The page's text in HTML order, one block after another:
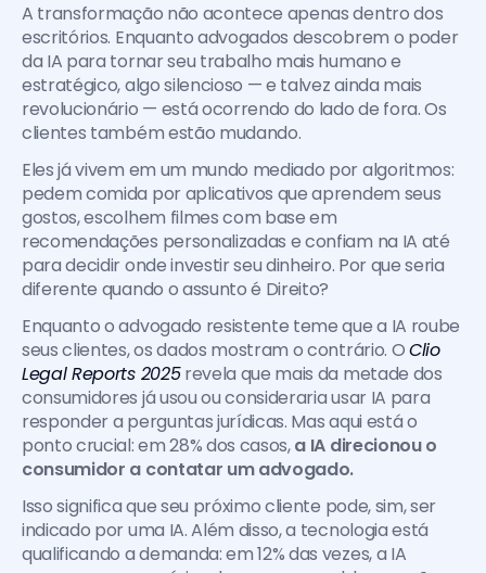
A transformação não acontece apenas dentro dos
escritórios. Enquanto advogados descobrem o poder
da IA para tornar seu trabalho mais humano e
estratégico, algo silencioso — e talvez ainda mais
revolucionário — está ocorrendo do lado de fora. Os
clientes também estão mudando.
Eles já vivem em um mundo mediado por algoritmos:
pedem comida por aplicativos que aprendem seus
gostos, escolhem filmes com base em
recomendações personalizadas e confiam na IA até
para decidir onde investir seu dinheiro. Por que seria
diferente quando o assunto é Direito?
Enquanto o advogado resistente teme que a IA roube
seus clientes, os dados mostram o contrário. O Clio
Legal Reports 2025 revela que mais da metade dos
consumidores já usou ou consideraria usar IA para
responder a perguntas jurídicas. Mas aqui está o
ponto crucial: em 28% dos casos, a IA direcionou o
consumidor a contatar um advogado.
Isso significa que seu próximo cliente pode, sim, ser
indicado por uma IA. Além disso, a tecnologia está
qualificando a demanda: em 12% das vezes, a IA